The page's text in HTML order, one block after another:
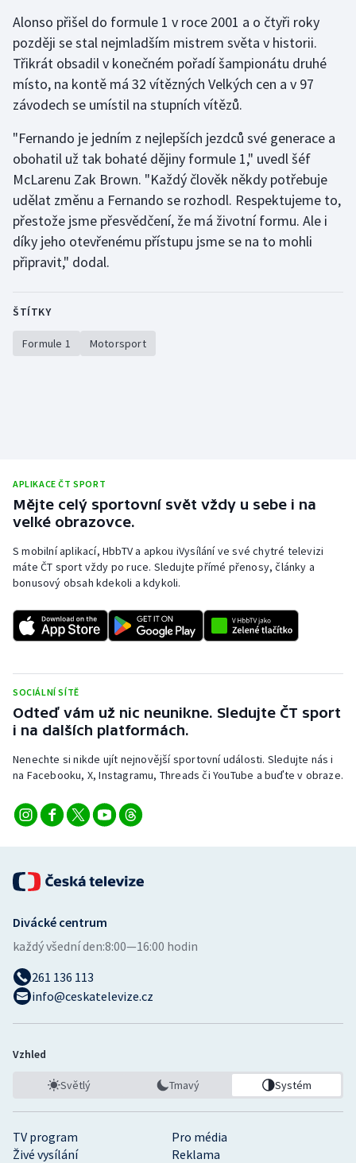
Short track
Sportovní střelba
Stolní tenis
Triatlon
Veslování
Vodní slalom
Volejbal
Alonso přišel do formule 1 v roce 2001 a o čtyři roky
později se stal nejmladším mistrem světa v historii.
Třikrát obsadil v konečném pořadí šampionátu druhé
místo, na kontě má 32 vítězných Velkých cen a v 97
závodech se umístil na stupních vítězů.
"Fernando je jedním z nejlepších jezdců své generace a
obohatil už tak bohaté dějiny formule 1," uvedl šéf
McLarenu Zak Brown. "Každý člověk někdy potřebuje
udělat změnu a Fernando se rozhodl. Respektujeme to,
přestože jsme přesvědčení, že má životní formu. Ale i
díky jeho otevřenému přístupu jsme se na to mohli
připravit," dodal.
ŠTÍTKY
Formule 1 Motorsport
APLIKACE ČT SPORT
Mějte celý sportovní svět vždy u sebe i na
velké obrazovce.
S mobilní aplikací, HbbTV a apkou iVysílání ve své chytré televizi
máte ČT sport vždy po ruce. Sledujte přímé přenosy, články a
bonusový obsah kdekoli a kdykoli.
SOCIÁLNÍ SÍTĚ
Odteď vám už nic neunikne. Sledujte ČT sport
i na dalších platformách.
Nenechte si nikde ujít nejnovější sportovní události. Sledujte nás i
na Facebooku, X, Instagramu, Threads či YouTube a buďte v obraze.
TV program
Pro média
Živé vysílání
Reklama
Divácké centrum
každý všední den:8:00—16:00 hodin
261 136 113
info@ceskatelevize.cz
Vzhled
Světlý Tmavý Systém